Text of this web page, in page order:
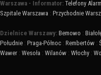
Warszawa - Informator: Telefony
Szpitale Warszawa : Przychodnie
Dzielnice Warszawy: Bemowo :
Południe : Praga-Północ : Rembertów :
Wawer : Wesoła : Wilanów : Włochy :